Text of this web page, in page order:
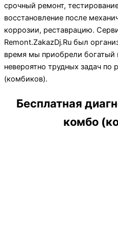
срочный ремонт,
восстановление после
коррозии, реставрацию.
Remont.ZakazDj.Ru был
время мы приобрели богатый
невероятно трудных задач по
(комбиков).
Бесплатная
комбо